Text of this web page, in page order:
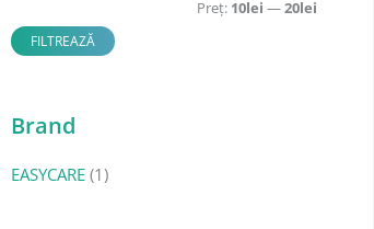
FILTREAZĂ
Preț: 10lei —20lei
Brand
EASYCARE (1)